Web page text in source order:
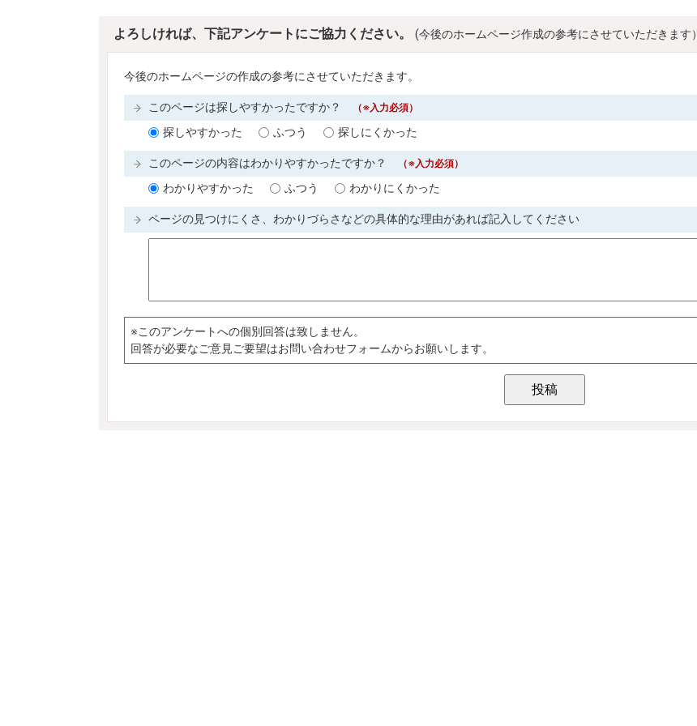
よろしければ、下記アンケートにご協力ください。 (今後のホームページ作成の参考にさせていただきます）
今後のホームページの作成の参考にさせていただきます。
このページは探しやすかったですか？ （※入力必須）
探しやすかった ふつう 探しにくかった
このページの内容はわかりやすかったですか？ （※入力必須）
わかりやすかった ふつう わかりにくかった
ページの見つけにくさ、わかりづらさなどの具体的な理由があれば記入してください
※このアンケートへの個別回答は致しません。
回答が必要なご意見ご要望はお問い合わせフォームからお願いします。